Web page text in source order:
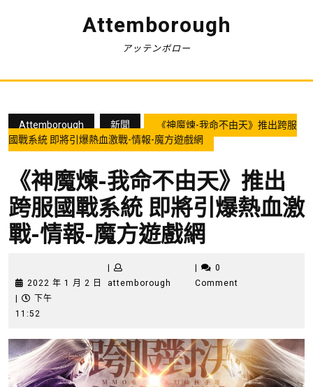
Attemborough
アッテンボロー
Attemborough 新聞
《神魔煉-我命不由天》推出跨服
國戰系統 即將引爆熱血激戰-情報-魔方遊戲網
《神魔煉-我命不由天》推出
跨服國戰系統 即將引爆熱血激
戰-情報-魔方遊戲網
2022 年 1 月 2 日
2022
2
日
|
attemborough attemborough
|
0
Comment
|
下午
11:52